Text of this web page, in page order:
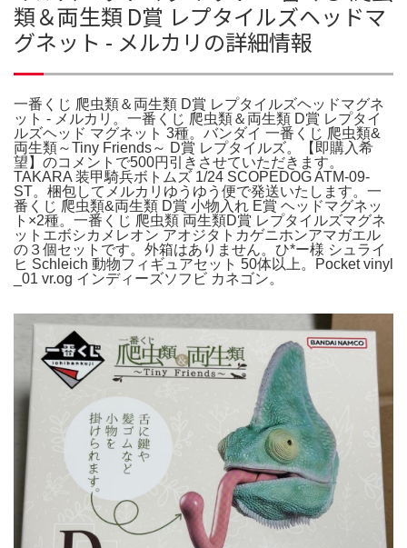
類＆両生類 D賞 レプタイルズヘッドマ
グネット - メルカリの詳細情報
一番くじ 爬虫類＆両生類 D賞 レプタイルズヘッドマグネ
ット - メルカリ。一番くじ 爬虫類＆両生類 D賞 レプタイ
ルズヘッド マグネット 3種。バンダイ 一番くじ 爬虫類&
両生類～Tiny Friends～ D賞 レプタイルズ。【即購入希
望】のコメントで500円引きさせていただきます。
TAKARA 装甲騎兵ボトムズ 1/24 SCOPEDOG ATM-09-
ST。梱包してメルカリゆうゆう便で発送いたします。一
番くじ 爬虫類&両生類 D賞 小物入れ E賞 ヘッドマグネッ
ト×2種。一番くじ 爬虫類 両生類D賞 レプタイルズマグネ
ットエボシカメレオン アオジタトカゲニホンアマガエル
の３個セットです。外箱はありません。ひ*ー様 シュライ
ヒ Schleich 動物フィギュアセット 50体以上。Pocket vinyl
_01 vr.og インディーズソフビ カネゴン。